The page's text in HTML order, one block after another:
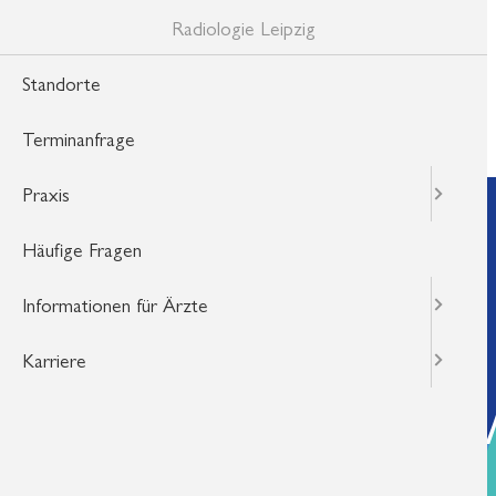
Radiologie Leipzig
Standorte
Terminanfrage
Praxis
Häufige Fragen
Informationen für Ärzte
Karriere